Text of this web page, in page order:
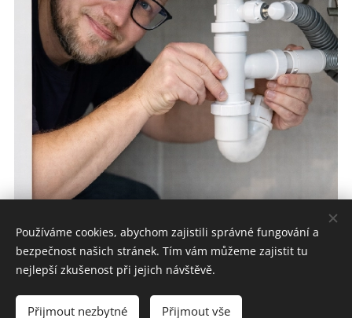
mr.som@seznam.cz Cookies
Používáme cookies, abychom zajistili správné fungování a
bezpečnost našich stránek. Tím vám můžeme zajistit tu
nejlepší zkušenost při jejich návštěvě.
Přijmout nezbytné Přijmout vše